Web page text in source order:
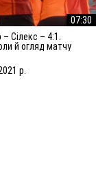
07:30
й огляд матчу
р.